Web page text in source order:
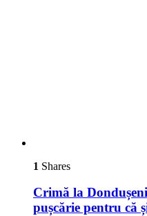
1 Shares
Crimă la
pușcărie pentru că